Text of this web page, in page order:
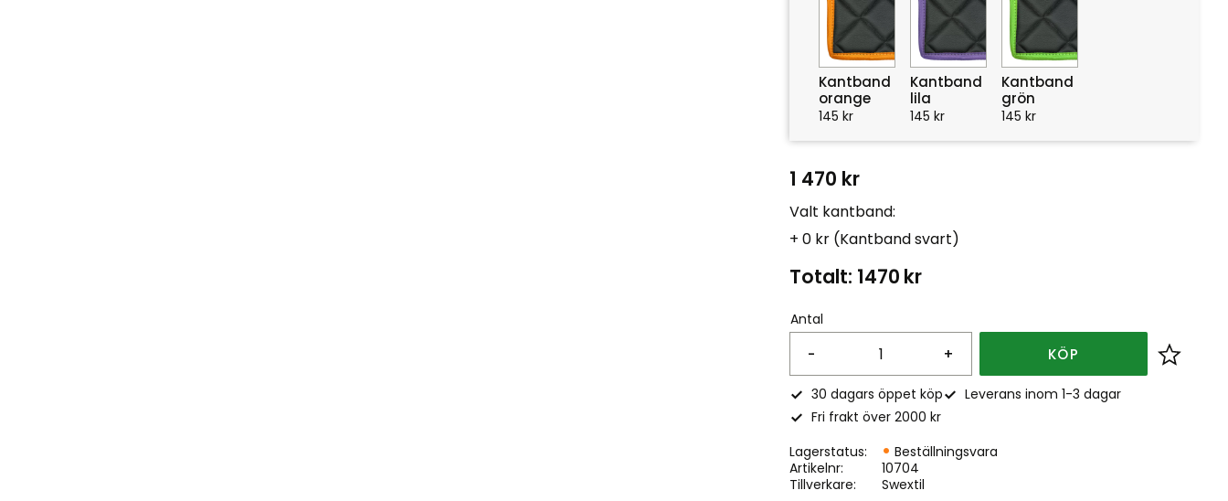
Kantband
orange
145 kr
Kantband
lila
145 kr
Kantband
grön
145 kr
1 470 kr
Valt kantband:
+ 0 kr (Kantband svart)
Totalt: 1470 kr
Antal
+
- KÖP Lägg
30 dagars öppet köp
Leverans inom 1-3 dagar
Fri frakt över 2000 kr
Lagerstatus
Beställningsvara
Artikelnr
10704
Tillverkare
Swextil